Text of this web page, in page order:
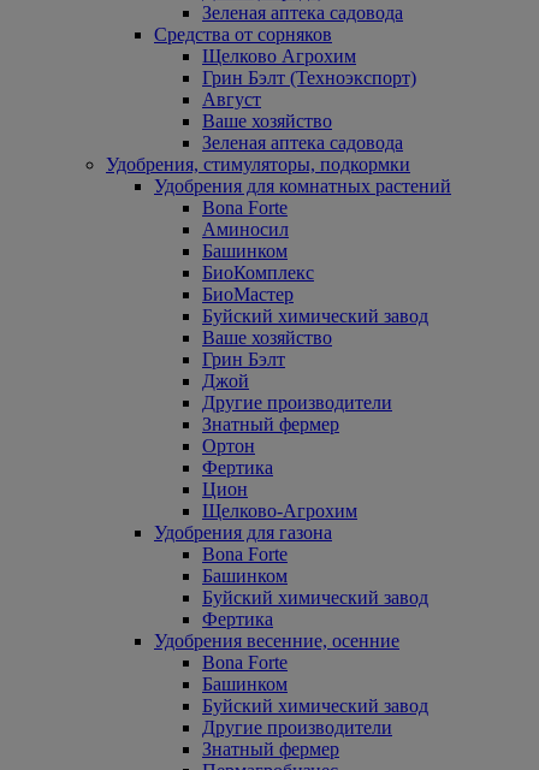
Зеленая аптека садовода
Средства от сорняков
Щелково Агрохим
Грин Бэлт (Техноэкспорт)
Август
Ваше хозяйство
Зеленая аптека садовода
Удобрения, стимуляторы, подкормки
Удобрения для комнатных растений
Bona Forte
Аминосил
Башинком
БиоКомплекс
БиоМастер
Буйский химический завод
Ваше хозяйство
Грин Бэлт
Джой
Другие производители
Знатный фермер
Ортон
Фертика
Цион
Щелково-Агрохим
Удобрения для газона
Bona Forte
Башинком
Буйский химический завод
Фертика
Удобрения весенние, осенние
Bona Forte
Башинком
Буйский химический завод
Другие производители
Знатный фермер